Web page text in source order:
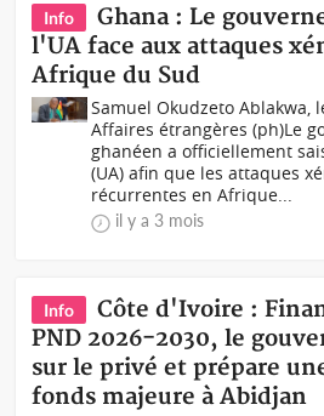
Info
Ghana : Le
l'UA face aux attaques
Afrique du Sud
Samuel Okudzeto Ablakwa,
Affaires étrangères (ph)Le
ghanéen a officiellement
(UA) afin que les attaques
récurrentes en Afrique...
il y a 3 mois
Info
Côte d'Ivoire :
PND 2026-2030, le
sur le privé et prépare
fonds majeure à Abidjan